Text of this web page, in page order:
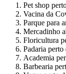
Pet shop
Vacina da
Parque para
Mercadinho
Floricultura
Padaria perto
Academia
Barbearia